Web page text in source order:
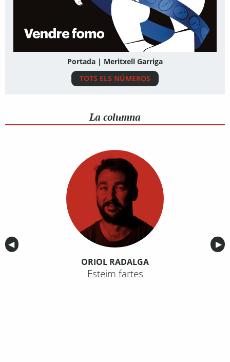
Portada | Meritxell Garriga
TOTS ELS NÚMEROS
La columna
Anterior
◀︎ ▶︎
ORIOL RADALGA
Esteim fartes